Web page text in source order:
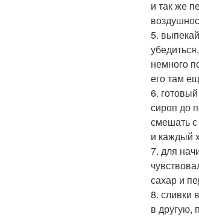
и так же
5.
немного
его там
6.
сироп до
смешать с
и каждый
7. для
сахар и
8. сливки
в другую,